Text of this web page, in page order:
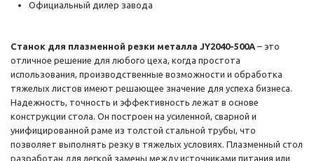
Официальный дилер завода
Станок для плазменной резки металла JY2040-500A – это
отличное решение для любого цеха, когда простота
использования, производственные возможности и обработка
тяжелых листов имеют решающее значение для успеха бизнеса.
Надежность, точность и эффективность лежат в основе
конструкции стола. Он построен на усиленной, сварной и
унифицированной раме из толстой стальной трубы, что
позволяет выполнять резку в тяжелых условиях. Плазменный стол
разработан для легкой замены между источниками питания или